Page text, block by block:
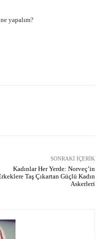
yapalım?
SONRAKI İÇERIK
Kadınlar Her Yerde: Norveç’in
Taş Çıkartan Güçlü Kadın
Askerleri